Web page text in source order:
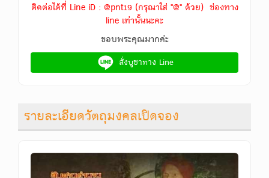
ติดต่อได้ที่ Line iD : @pnt19 (กรุณาใส่ "@" ด้วย) ช่องทาง
line เท่านั้นนะคะ
ขอบพระคุณมากค่ะ
สั่งบูชาทาง Line
รายละเอียดวัตถุมงคลเปิดจอง